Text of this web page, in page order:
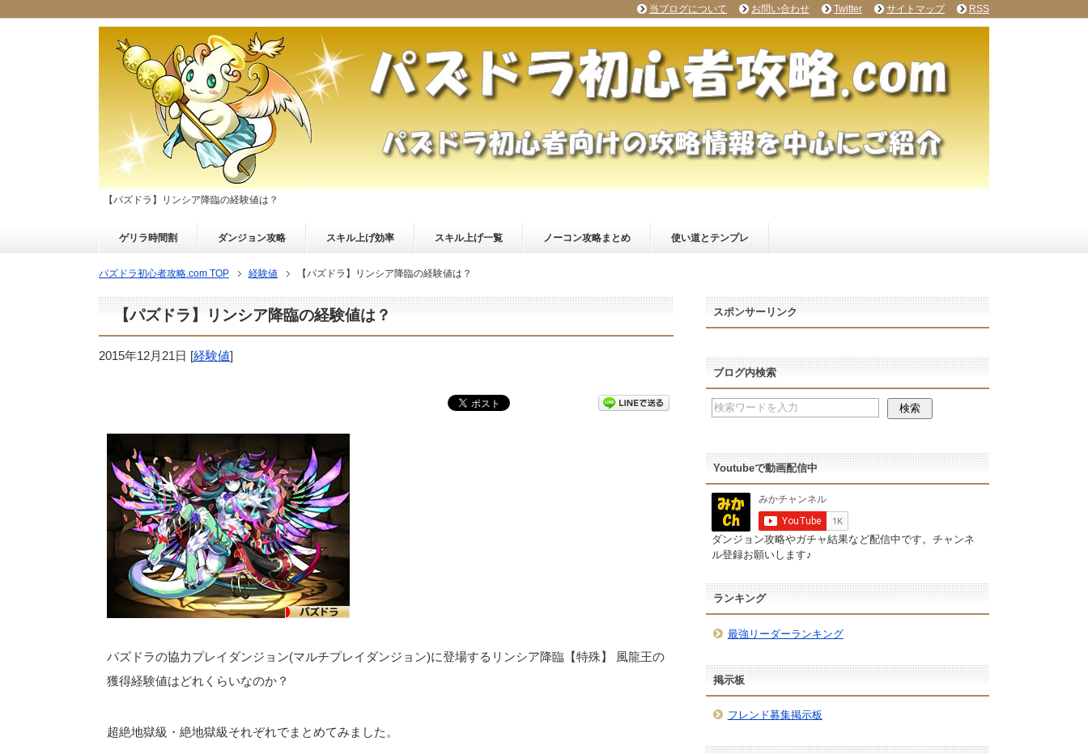
【パズドラ】リンシア降臨の経験値は？
ゲリラ時間割 ダンジョン攻略 スキル上げ効率 スキル上げ一覧 ノーコン攻略まとめ 使い道とテンプレ
パズドラ初心者攻略.com TOP 経験値 【パズドラ】リンシア降臨の経験値は？
【パズドラ】リンシア降臨の経験値は？
2015年12月21日 [経験値]
パズドラの協力プレイダンジョン(マルチプレイダンジョン)に登場するリンシア降臨【特殊】 風龍王の
獲得経験値はどれくらいなのか？
超絶地獄級・絶地獄級それぞれでまとめてみました。
スポンサーリンク
ブログ内検索
Youtubeで動画配信中
ダンジョン攻略やガチャ結果など配信中です。チャンネ
ル登録お願いします♪
ランキング
最強リーダーランキング
掲示板
フレンド募集掲示板
当ブログについて お問い合わせ Twitter サイトマップ RSS